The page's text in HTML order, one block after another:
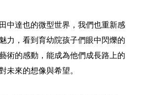
中達也的微型世界，我們也重新感
力，看到育幼院孩子們眼中閃爍的
術的感動，能成為他們成長路上的
未來的想像與希望。